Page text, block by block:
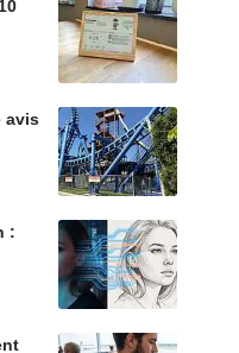
avis
: